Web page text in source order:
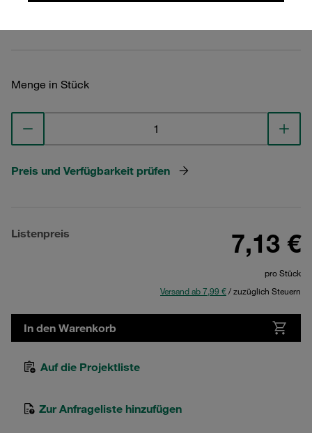
Menge in Stück
Preis und Verfügbarkeit prüfen
Listenpreis 7,13 €
pro Stück
Versand ab 7,99 €/ zuzüglich Steuern
In den Warenkorb
Auf die Projektliste
Zur Anfrageliste hinzufügen